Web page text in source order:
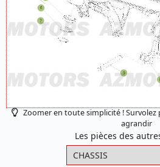
Zoomer en toute simplicité !
agrandir
Les pièces des